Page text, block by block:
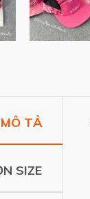
MÔ TẢ
SIZE